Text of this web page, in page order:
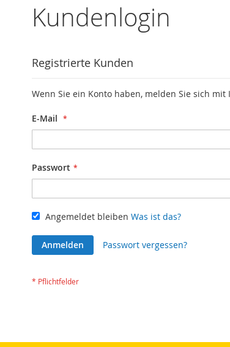
Kundenlogin
Registrierte Kunden
Wenn Sie ein Konto haben, melden Sie sich mit
E-Mail
Passwort
Angemeldet bleiben Was ist das?
Anmelden Passwort vergessen?